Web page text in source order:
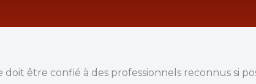
doit être confié à des professionnels reconnus si